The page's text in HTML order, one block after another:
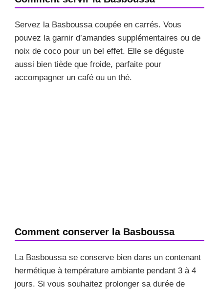
Servez la Basboussa coupée en carrés. Vous
pouvez la garnir d’amandes supplémentaires ou de
noix de coco pour un bel effet. Elle se déguste
aussi bien tiède que froide, parfaite pour
accompagner un café ou un thé.
Comment conserver la Basboussa
La Basboussa se conserve bien dans un contenant
hermétique à température ambiante pendant 3 à 4
jours. Si vous souhaitez prolonger sa durée de